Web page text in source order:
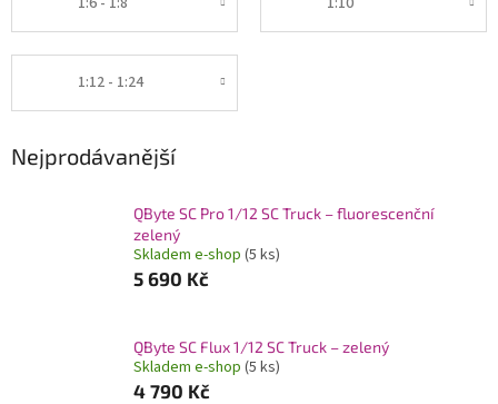
1:12 - 1:24
Nejprodávanější
QByte SC Pro 1/12 SC Truck – fluorescenční
zelený
Skladem e-shop (5 ks)
5 690 Kč
QByte SC Flux 1/12 SC Truck – zelený
Skladem e-shop (5 ks)
4 790 Kč